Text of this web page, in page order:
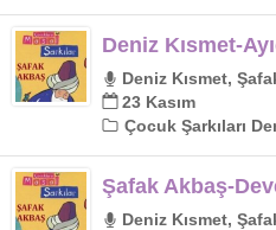
Deniz Kısmet-
Deniz Kısmet,
23 Kasım
Çocuk Şarkıları
Şafak Akbaş-
Deniz Kısmet,